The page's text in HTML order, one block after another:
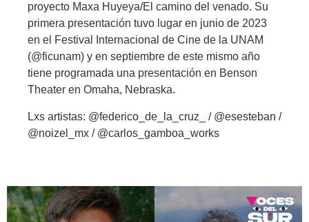
proyecto Maxa Huyeya/El camino del venado. Su
primera presentación tuvo lugar en junio de 2023
en el Festival Internacional de Cine de la UNAM
(@ficunam) y en septiembre de este mismo año
tiene programada una presentación en Benson
Theater en Omaha, Nebraska.
Lxs artistas: @federico_de_la_cruz_ / @esesteban /
@noizel_mx / @carlos_gamboa_works